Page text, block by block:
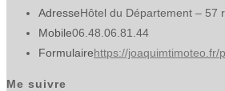
AdresseHôtel du Département – 57
Mobile06.48.06.81.44
Formulairehttps://joaquimtimoteo.fr/
Me suivre